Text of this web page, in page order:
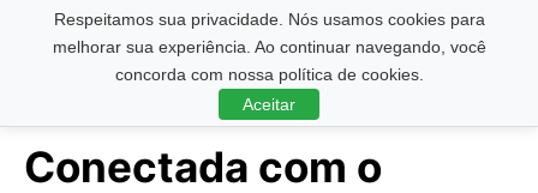
Respeitamos sua privacidade. Nós usamos cookies para
melhorar sua experiência. Ao continuar navegando, você
concorda com nossa política de cookies.
Aceitar
Pesquisar ...
Conectada com o